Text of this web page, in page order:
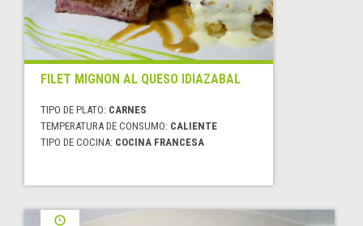
FILET MIGNON AL QUESO IDIAZABAL
TIPO DE PLATO: CARNES
TEMPERATURA DE CONSUMO: CALIENTE
TIPO DE COCINA: COCINA FRANCESA